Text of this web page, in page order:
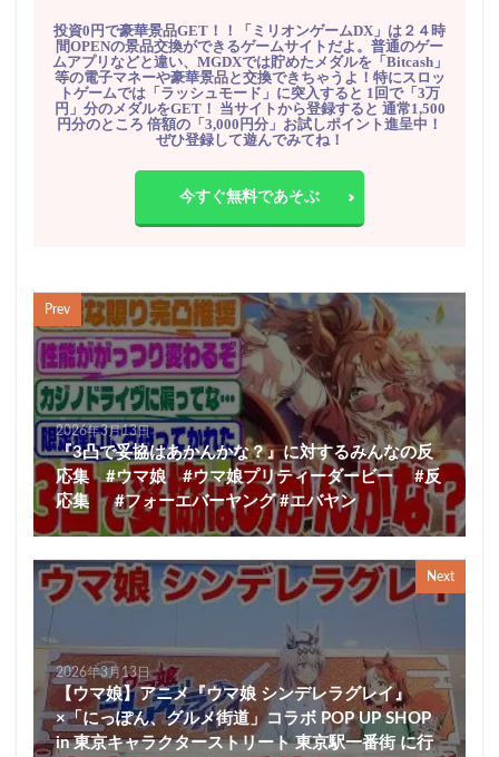
投資0円で豪華景品GET！！「ミリオンゲームDX」は２４時
間OPENの景品交換ができるゲームサイトだよ。普通のゲー
ムアプリなどと違い、MGDXでは貯めたメダルを「Bitcash」
等の電子マネーや豪華景品と交換できちゃうよ！特にスロッ
トゲームでは「ラッシュモード」に突入すると 1回で「3万
円」分のメダルをGET！ 当サイトから登録すると 通常1,500
円分のところ 倍額の「3,000円分」お試しポイント進呈中！
ぜひ登録して遊んでみてね！
今すぐ無料であそぶ
Prev
2026年3月13日
『3凸で妥協はあかんかな？』に対するみんなの反
応集 #ウマ娘 #ウマ娘プリティーダービー #反
応集 #フォーエバーヤング #エバヤン
Next
2026年3月13日
【ウマ娘】アニメ『ウマ娘 シンデレラグレイ』
×「にっぽん、グルメ街道」コラボ POP UP SHOP
in 東京キャラクターストリート 東京駅一番街 に行